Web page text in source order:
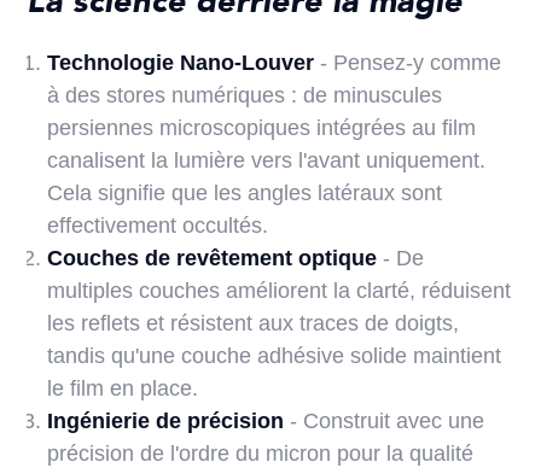
Technologie Nano-Louver - Pensez-y comme
à des stores numériques : de minuscules
persiennes microscopiques intégrées au film
canalisent la lumière vers l'avant uniquement.
Cela signifie que les angles latéraux sont
effectivement occultés.
Couches de revêtement optique - De
multiples couches améliorent la clarté, réduisent
les reflets et résistent aux traces de doigts,
tandis qu'une couche adhésive solide maintient
le film en place.
Ingénierie de précision - Construit avec une
précision de l'ordre du micron pour la qualité